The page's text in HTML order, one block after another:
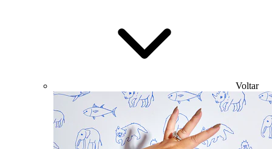
Voltar